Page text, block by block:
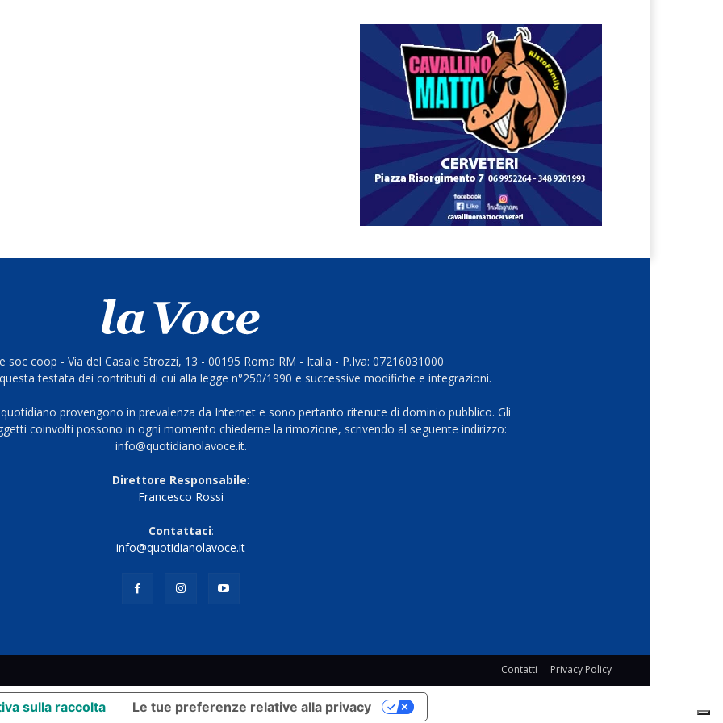
soc coop - Via del Casale Strozzi, 13 - 00195 Roma RM - Italia - P.Iva: 07216031000
testata dei contributi di cui alla legge n°250/1990 e successive modifiche e integrazioni.
provengono in prevalenza da Internet e sono pertanto ritenute di dominio pubblico. Gli
coinvolti possono in ogni momento chiederne la rimozione, scrivendo al seguente indirizzo:
info@quotidianolavoce.it.
Direttore Responsabile:
Francesco Rossi
Contattaci:
info@quotidianolavoce.it
Contatti Privacy Policy
sulla raccolta Le tue preferenze relative alla privacy